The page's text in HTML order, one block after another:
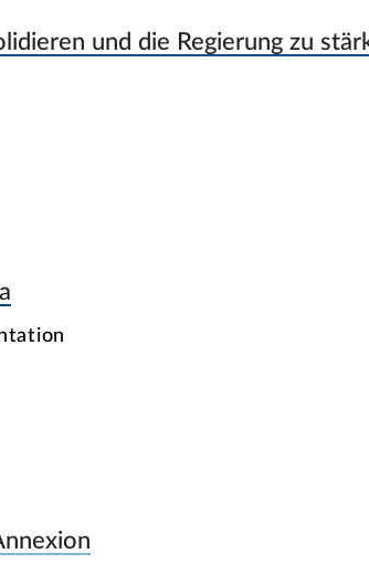
und die Regierung zu